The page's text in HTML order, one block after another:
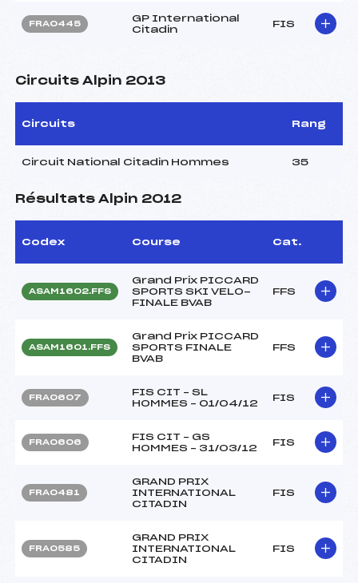
FRA0445
GP International
Citadin
FIS
Circuits Alpin 2013
Circuits Rang
Circuit National Citadin Hommes 35
Résultats Alpin 2012
Codex Course Cat.
ASAM1602.FFS
Grand Prix PICCARD
SPORTS SKI VELO-
FINALE BVAB
FFS
ASAM1601.FFS
Grand Prix PICCARD
SPORTS FINALE
BVAB
FFS
FRA0607
FIS CIT – SL
HOMMES – 01/04/12
FIS
FRA0606
FIS CIT – GS
HOMMES – 31/03/12
FIS
FRA0481
GRAND PRIX
INTERNATIONAL
CITADIN
FIS
FRA0585
GRAND PRIX
INTERNATIONAL
CITADIN
FIS